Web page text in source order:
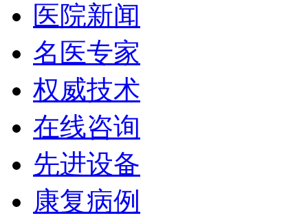
医院新闻
名医专家
权威技术
在线咨询
先进设备
康复病例